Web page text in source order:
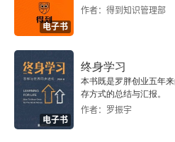
电子书
作者：得到知识管理部
电子书
终身学习
本书既是罗胖创业五年
存方式的总结与汇报。
作者：罗振宇